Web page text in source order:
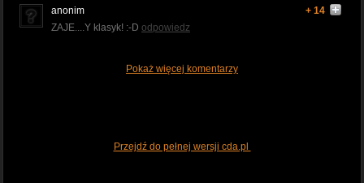
anonim
+ 14
ZAJE....Y klasyk! :-D odpowiedz
Pokaż więcej komentarzy
Przejdź do pełnej wersji cda.pl